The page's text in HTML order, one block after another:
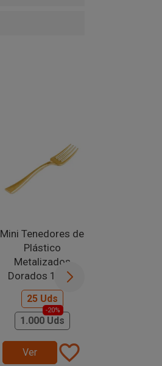
Mini Tenedores de
Plástico
Metalizados
Dorados 10cm
25 Uds
1.000 Uds
-20%
Ver favorite_border